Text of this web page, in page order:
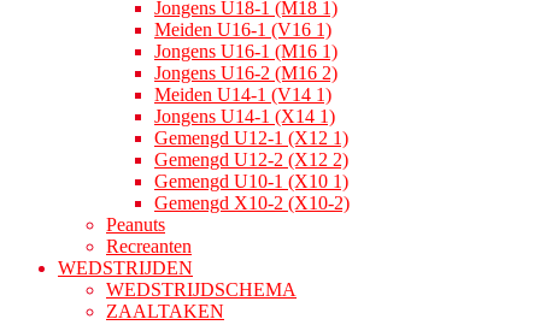
Jongens U18-1 (M18 1)
Meiden U16-1 (V16 1)
Jongens U16-1 (M16 1)
Jongens U16-2 (M16 2)
Meiden U14-1 (V14 1)
Jongens U14-1 (X14 1)
Gemengd U12-1 (X12 1)
Gemengd U12-2 (X12 2)
Gemengd U10-1 (X10 1)
Gemengd X10-2 (X10-2)
Peanuts
Recreanten
WEDSTRIJDEN
WEDSTRIJDSCHEMA
ZAALTAKEN